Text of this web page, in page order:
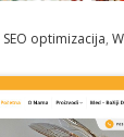
SEO optimizacija,